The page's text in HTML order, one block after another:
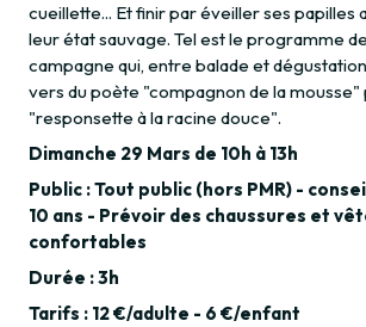
cueillette... Et finir par éveiller ses papilles
leur état sauvage. Tel est le programme
campagne qui, entre balade et
vers du poète "compagnon de la mousse"
"responsette à la racine douce".
Dimanche 29 Mars de 10h à 13h
Public : Tout public (hors PMR) -
10 ans - Prévoir des chaussures et
confortables
Durée : 3h
Tarifs : 12 €/adulte - 6 €/enfant